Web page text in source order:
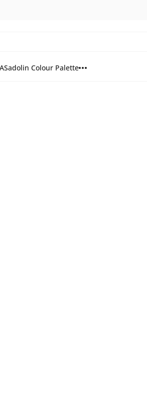
Sadolin Colour Palette